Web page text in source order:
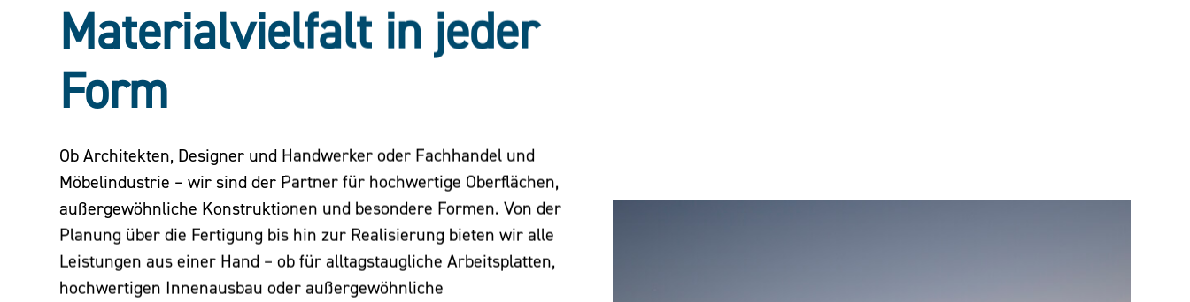
Materialvielfalt in jeder
Form
Ob Architekten, Designer und Handwerker oder Fachhandel und
Möbelindustrie – wir sind der Partner für hochwertige Oberflächen,
außergewöhnliche Konstruktionen und besondere Formen. Von der
Planung über die Fertigung bis hin zur Realisierung bieten wir alle
Leistungen aus einer Hand – ob für alltagstaugliche Arbeitsplatten,
hochwertigen Innenausbau oder außergewöhnliche